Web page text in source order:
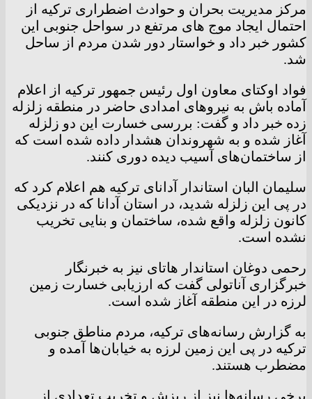
مرکز مدیریت بحران و حوادث اضطراری ترکیه از
احتمال ایجاد موج های مرتفع در سواحل جنوبی این
کشور خبر داد و خواستار دور شدن مردم از ساحل
شد.
فواد اوکتای معاون اول رئیس جمهور ترکیه از اعلام
آماده باش به نیروهای امدادی حاضر در منطقه زلزله
زده خبر داد و گفت: بررسی خسارت این دو زلزله
آغاز شده و به شهروندان هشدار داده شده است که
از ساختمان‌های آسیب دیده دوری کنند.
سلیمان البان استاندار آدانای ترکیه هم اعلام کرد که
در پی این زلزله شدید، در استان آدانا که در نزدیکی
کانون زلزله واقع شده، ساختمان و بنایی تخریب
نشده است.
رحمی دوغان استاندار هاتای نیز به خبرنگار
خبرگزاری آناتولی گفت که ارزیابی خسارت زمین
لرزه در این منطقه آغاز شده است.
به گزارش رسانه‌های ترکیه، مردم مناطق جنوبی
ترکیه در پی این زمین لرزه به خیابان‌ها آمده و
مضطرب هستند.
برخی رسانه‌ها نیز از ریزش و تخریب تعدادی از